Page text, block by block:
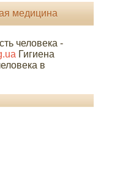
медицина
человека -
Гигиена
в